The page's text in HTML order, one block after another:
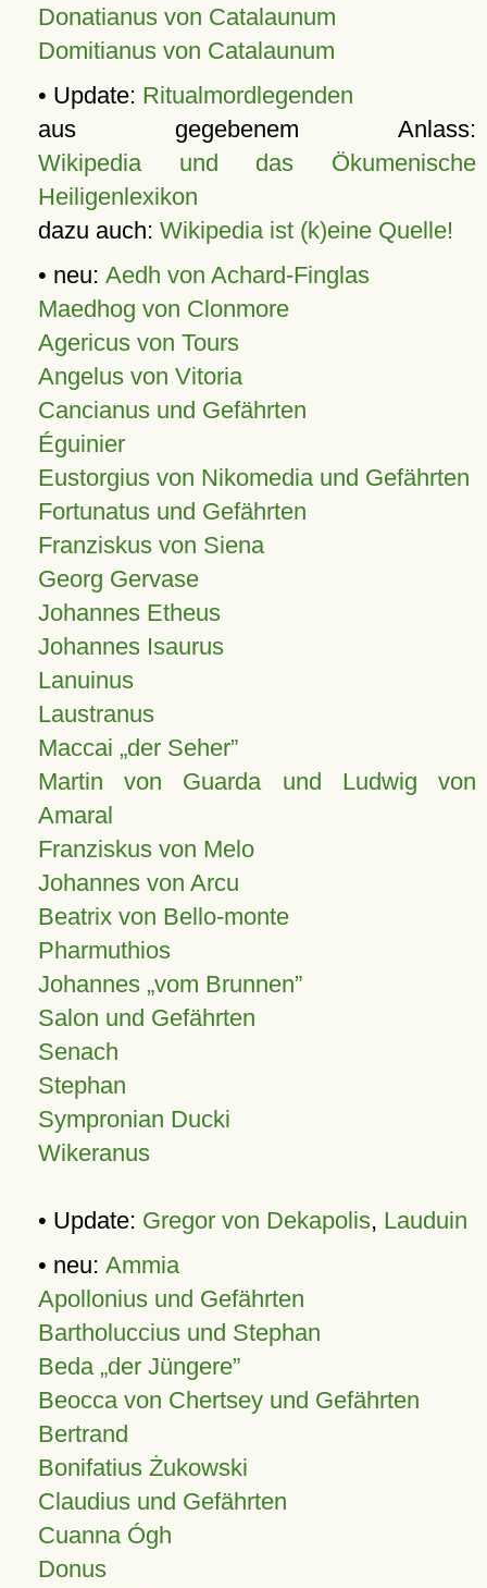
Donatianus von Catalaunum
Domitianus von Catalaunum
• Update: Ritualmordlegenden
aus gegebenem Anlass:
Wikipedia und das Ökumenische
Heiligenlexikon
dazu auch: Wikipedia ist (k)eine Quelle!
• neu: Aedh von Achard-Finglas
Maedhog von Clonmore
Agericus von Tours
Angelus von Vitoria
Cancianus und Gefährten
Éguinier
Eustorgius von Nikomedia und Gefährten
Fortunatus und Gefährten
Franziskus von Siena
Georg Gervase
Johannes Etheus
Johannes Isaurus
Lanuinus
Laustranus
Maccai „der Seher”
Martin von Guarda und Ludwig von
Amaral
Franziskus von Melo
Johannes von Arcu
Beatrix von Bello-monte
Pharmuthios
Johannes vom Brunnen
Salon und Gefährten
Senach
Stephan
Sympronian Ducki
Wikeranus
• Update: Gregor von Dekapolis, Lauduin
• neu: Ammia
Apollonius und Gefährten
Bartholuccius und Stephan
Beda „der Jüngere”
Beocca von Chertsey und Gefährten
Bertrand
Bonifatius Żukowski
Claudius und Gefährten
Cuanna Ógh
Donus